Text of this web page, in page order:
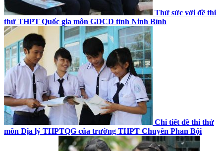
Thử sức với đề thi
thử THPT Quốc gia môn GDCD tỉnh Ninh Bình
Chi tiết đề thi thử
môn Địa lý THPTQG của trường THPT Chuyên Phan Bội